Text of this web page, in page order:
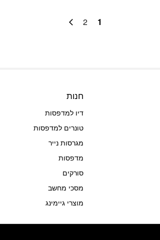
1
2
חנות
דיו למדפסות
טונרים למדפסות
מגרסות נייר
מדפסות
סורקים
מסכי מחשב
מוצרי גיימינג